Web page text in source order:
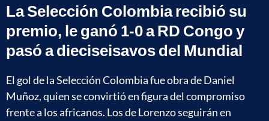
La Selección Colombia recibió su
premio, le ganó 1-0 a RD Congo y
pasó a dieciseisavos del Mundial
El gol de la Selección Colombia fue obra de Daniel
Muñoz, quien se convirtió en figura del compromiso
frente a los africanos. Los de Lorenzo seguirán en